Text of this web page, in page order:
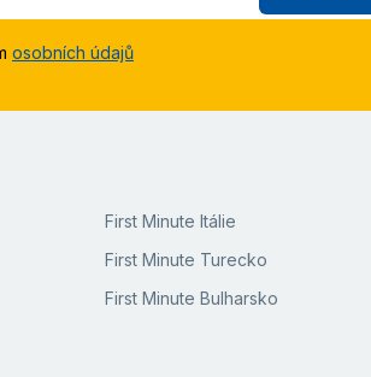
osobních údajů
First Minute Itálie
First Minute Turecko
First Minute Bulharsko